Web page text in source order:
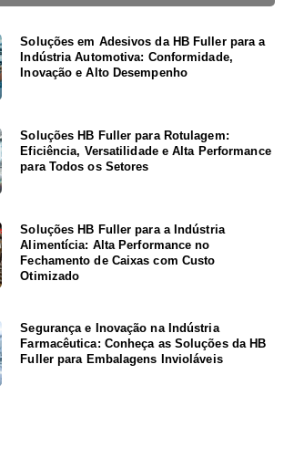
Soluções em Adesivos da HB Fuller para a
Indústria Automotiva: Conformidade,
Inovação e Alto Desempenho
Soluções HB Fuller para Rotulagem:
Eficiência, Versatilidade e Alta Performance
para Todos os Setores
Soluções HB Fuller para a Indústria
Alimentícia: Alta Performance no
Fechamento de Caixas com Custo
Otimizado
Segurança e Inovação na Indústria
Farmacêutica: Conheça as Soluções da HB
Fuller para Embalagens Invioláveis